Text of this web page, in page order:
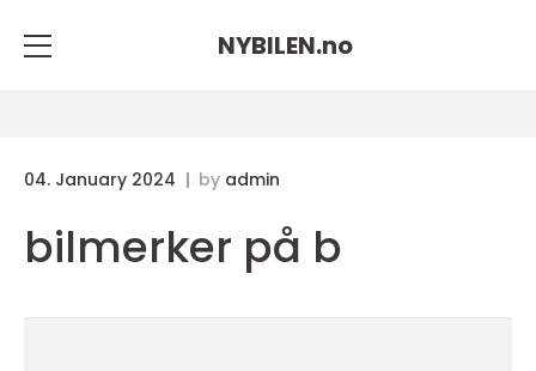
NYBILEN.no
04. January 2024 by admin
bilmerker på b